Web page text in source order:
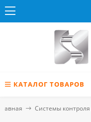
КАТАЛОГ ТОВАРОВ
Системы контроля